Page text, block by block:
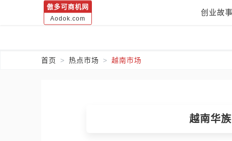
傲多可商机网
Aodok.com
创业故事
首页 热点市场 越南市场
越南华族